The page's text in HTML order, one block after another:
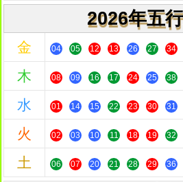
2026年五
金 04 05 12 13 26 27 34
木 08 09 16 17 24 25 38
水 01 14 15 22 23 30 31
火 02 03 10 11 18 19 32
土 06 07 20 21 28 29 36